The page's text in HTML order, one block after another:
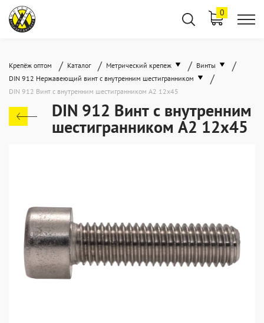
0
Крепёж оптом / Каталог / Метрический крепеж / Винты /
DIN 912 Нержавеющий винт с внутренним шестигранником /
DIN 912 Винт с внутренним шестигранником А2 12х45
DIN 912 Винт с внутренним
шестигранником А2 12х45